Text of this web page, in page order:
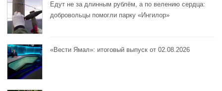
Едут не за длинным рублём, а по велению сердца:
добровольцы помогли парку «Ингилор»
«Вести Ямал»: итоговый выпуск от 02.08.2026